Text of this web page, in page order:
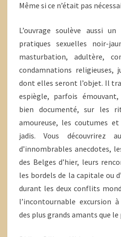
Même si ce n’était pas
L’ouvrage soulève aussi
pratiques sexuelles noir-
masturbation, adultère,
condamnations religieuses,
dont elles seront l’objet. Il
espiègle, parfois
bien documenté, sur les
amoureuse, les coutumes et
jadis. Vous
d’innombrables anecdotes,
des Belges d’hier, leurs
les bordels de la capitale ou
durant les deux conflits
l’incontournable excursion
des plus grands amants que